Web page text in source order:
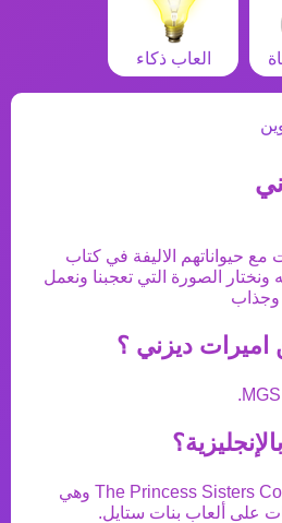
العاب ذكاء
مع حيواناتهم الاليفة في كتاب
ونختار الصورة التي تعجبنا ونعمل
وجذاب
اميرات ديزني ؟
MGS
.
The Princess Sisters وهي
على ألعاب بنات ستايل.